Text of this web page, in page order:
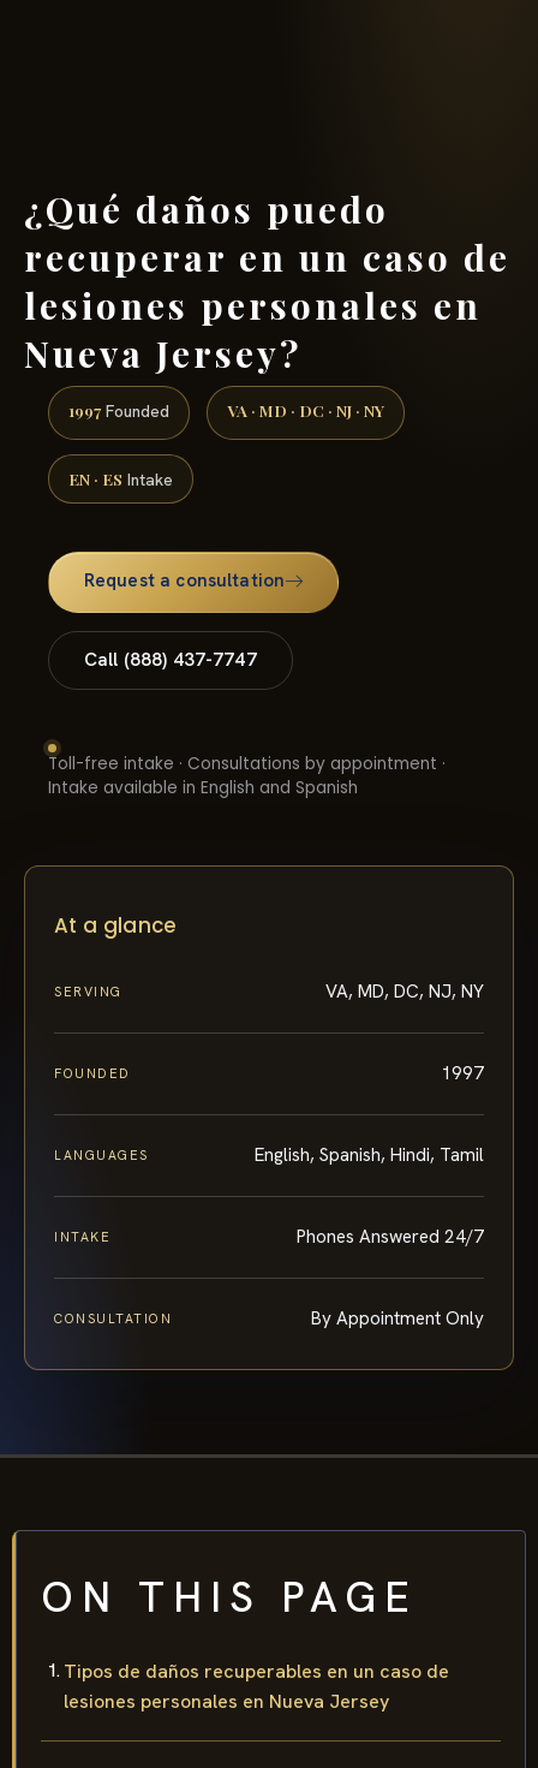
¿Qué daños puedo
recuperar en un caso de
lesiones personales en
Nueva Jersey?
1997 Founded VA · MD · DC · NJ · NY
EN · ES Intake
Request a consultation
Call (888) 437-7747
Toll-free intake · Consultations by appointment ·
Intake available in English and Spanish
At a glance
SERVING VA, MD, DC, NJ, NY
FOUNDED 1997
LANGUAGES English, Spanish, Hindi, Tamil
INTAKE Phones Answered 24/7
CONSULTATION By Appointment Only
ON THIS PAGE
Tipos de daños recuperables en un caso de
lesiones personales en Nueva Jersey